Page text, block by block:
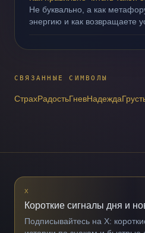
Не буквально, а как
энергию и как возвращаете
СВЯЗАННЫЕ СИМВОЛЫ
СтрахРадостьГневНадежда
X
Короткие сигналы дня и
Подписывайтесь на X: